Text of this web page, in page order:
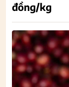
đồng/kg